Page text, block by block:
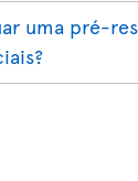
uma pré-